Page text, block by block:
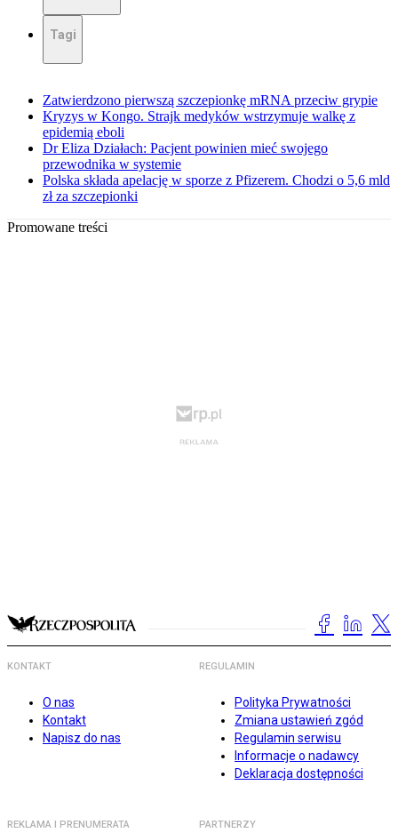
Tagi
Zatwierdzono pierwszą szczepionkę mRNA przeciw grypie
Kryzys w Kongo. Strajk medyków wstrzymuje walkę z
epidemią eboli
Dr Eliza Działach: Pacjent powinien mieć swojego
przewodnika w systemie
Polska składa apelację w sporze z Pfizerem. Chodzi o 5,6 mld
zł za szczepionki
Promowane treści
KONTAKT
O nas
Kontakt
Napisz do nas
REGULAMIN
Polityka Prywatności
Zmiana ustawień zgód
Regulamin serwisu
Informacje o nadawcy
Deklaracja dostępności
REKLAMA I PRENUMERATA PARTNERZY